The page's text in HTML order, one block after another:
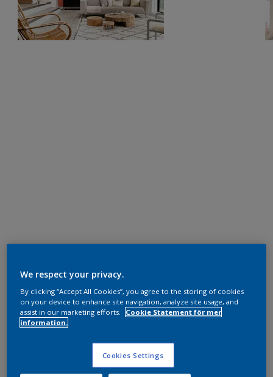
We respect your privacy.
By clicking “Accept All Cookies”, you agree to the storing of cookies
on your device to enhance site navigation, analyze site usage, and
assist in our marketing efforts.
Cookie Statement för mer
information.
Cookies Settings